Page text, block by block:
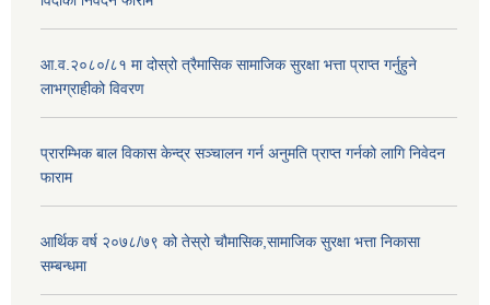
आ.व.२०८०/८१ मा दोस्रो त्रैमासिक सामाजिक सुरक्षा भत्ता प्राप्त गर्नुहुने
लाभग्राहीको विवरण
प्रारम्भिक बाल विकास केन्द्र सञ्चालन गर्न अनुमति प्राप्त गर्नको लागि निवेदन
फाराम
आर्थिक वर्ष २०७८/७९ को तेस्रो चौमासिक,सामाजिक सुरक्षा भत्ता निकासा
सम्बन्धमा